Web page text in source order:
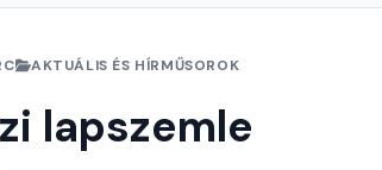
AKTUÁLIS ÉS HÍRMŰSOROK
lapszemle